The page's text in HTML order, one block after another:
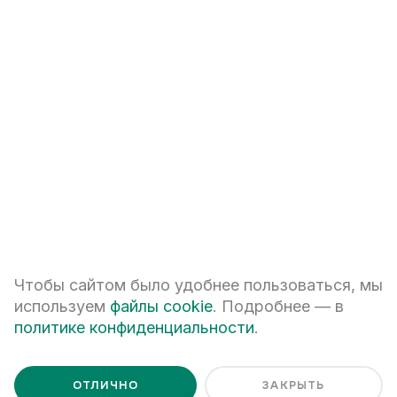
Я ознакомлен с
Политикой обработки персональных данных
Чтобы сайтом было удобнее пользоваться, мы
используем файлы cookie. Подробнее — в
политике конфиденциальности.
ОТЛИЧНО ЗАКРЫТЬ